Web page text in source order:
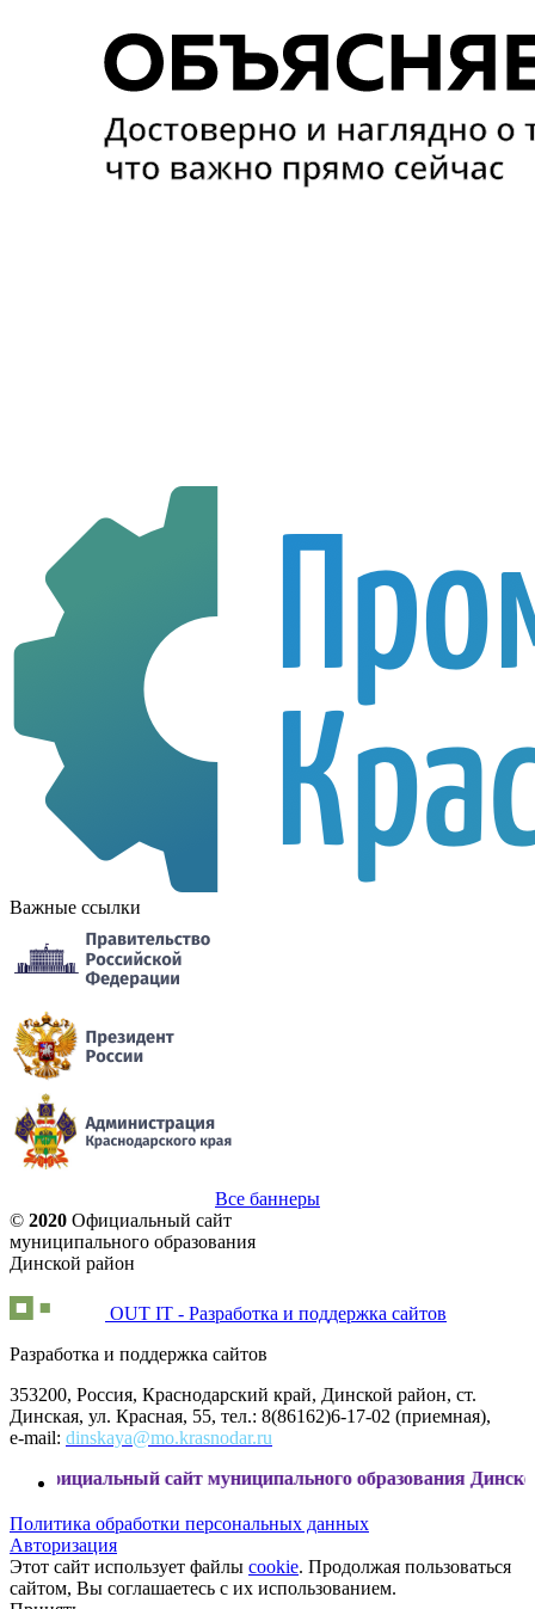
Важные ссылки
Все баннеры
© 2020 Официальный сайт
муниципального образования
Динской район
OUT IT - Разработка и поддержка сайтов
Разработка и поддержка сайтов
353200, Россия, Краснодарский край, Динской район, ст.
Динская, ул. Красная, 55, тел.: 8(86162)6-17-02 (приемная),
e-mail: dinskaya@mo.krasnodar.ru
сайт муниципального образования Динской район
Политика обработки персональных данных
Авторизация
Этот сайт использует файлы cookie. Продолжая пользоваться
сайтом, Вы соглашаетесь с их использованием.